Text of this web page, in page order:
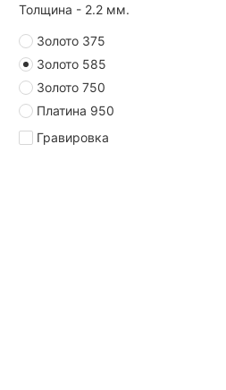
Толщина - 2.2 мм.
Золото 375
Золото 585
Золото 750
Платина 950
Гравировка